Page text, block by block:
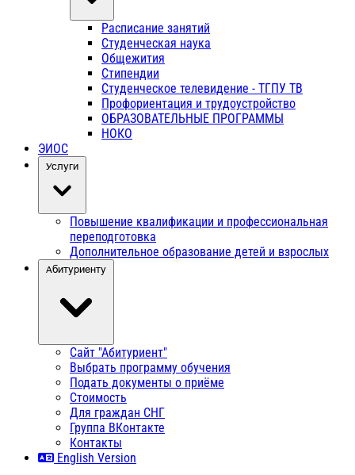
Расписание занятий
Студенческая наука
Общежития
Стипендии
Студенческое телевидение - ТГПУ ТВ
Профориентация и трудоустройство
ОБРАЗОВАТЕЛЬНЫЕ ПРОГРАММЫ
НОКО
ЭИОС
Услуги
Повышение квалификации и профессиональная
переподготовка
Дополнительное образование детей и взрослых
Абитуриенту
Сайт "Абитуриент"
Выбрать программу обучения
Подать документы о приёме
Стоимость
Для граждан СНГ
Группа ВКонтакте
Контакты
English Version